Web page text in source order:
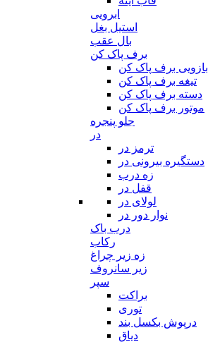
ابرویی
استیل بغل
بال عقب
برف پاک کن
بازویی برف پاک کن
تیغه برف پاک کن
دسته برف پاک کن
موتور برف پاک کن
جلو پنجره
در
ترمز در
دستگیره بیرونی در
زه درب
قفل در
لولای در
نوار دور در
درب باک
رکاب
زه زیر چراغ
زیر سانروف
سپر
براکت
توری
درپوش بکسل بند
دیاق